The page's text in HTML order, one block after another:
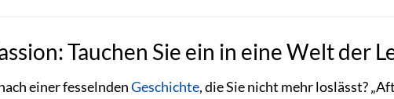
Tauchen Sie ein in eine Welt der
einer fesselndenGeschichte, die Sie nicht mehr loslässt?